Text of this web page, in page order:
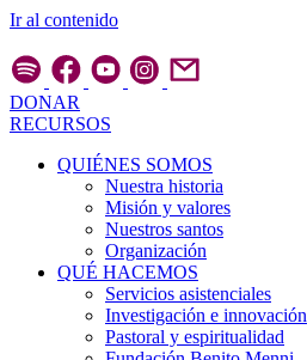
Ir al contenido
DONAR
RECURSOS
QUIÉNES SOMOS
Nuestra historia
Misión y valores
Nuestros santos
Organización
QUÉ HACEMOS
Servicios asistenciales
Investigación e innovación
Pastoral y espiritualidad